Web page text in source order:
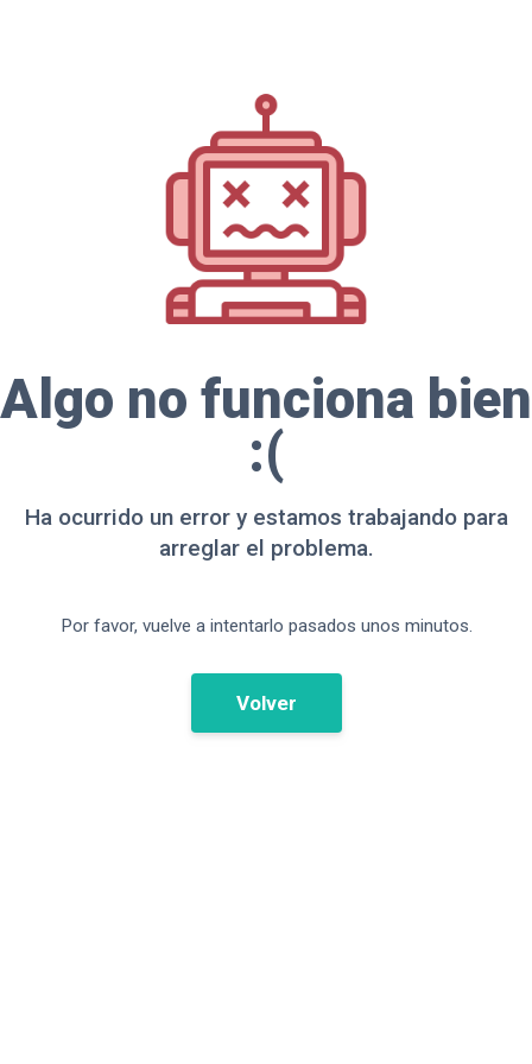
Algo no funciona bien
:(
Ha ocurrido un error y estamos trabajando para
arreglar el problema.
Por favor, vuelve a intentarlo pasados unos minutos.
Volver